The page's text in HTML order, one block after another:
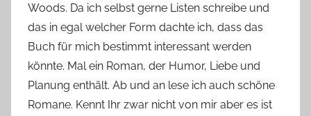
n
n
e
Woods. Da ich selbst gerne Listen schreibe und
das in egal welcher Form dachte ich, dass das
Buch für mich bestimmt interessant werden
könnte. Mal ein Roman, der Humor, Liebe und
Planung enthält. Ab und an lese ich auch schöne
Romane. Kennt Ihr zwar nicht von mir aber es ist